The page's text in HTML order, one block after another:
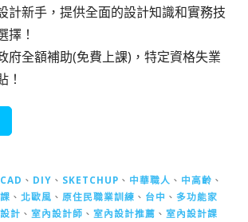
計新手，提供全面的設計知識和實務技
擇！
府全額補助(免費上課)，特定資格失業
！
、 DIY 、 SKETCHUP 、 中華職人 、 中高齡 、
、 北歐風 、 原住民職業訓練 、 台中 、 多功能家
計 、 室內設計師 、 室內設計推薦 、 室內設計課